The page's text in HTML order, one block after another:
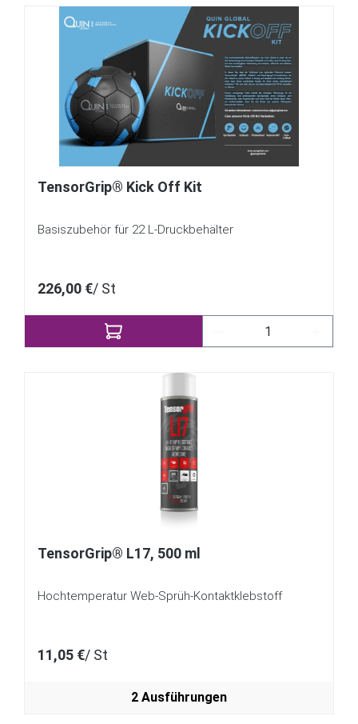
TensorGrip® Kick Off Kit
Basiszubehör für 22 L-Druckbehälter
226,00 €/ St
Produkt Anzahl:
TensorGrip® L17, 500 ml
Hochtemperatur Web-Sprüh-Kontaktklebstoff
11,05 €/ St
2 Ausführungen